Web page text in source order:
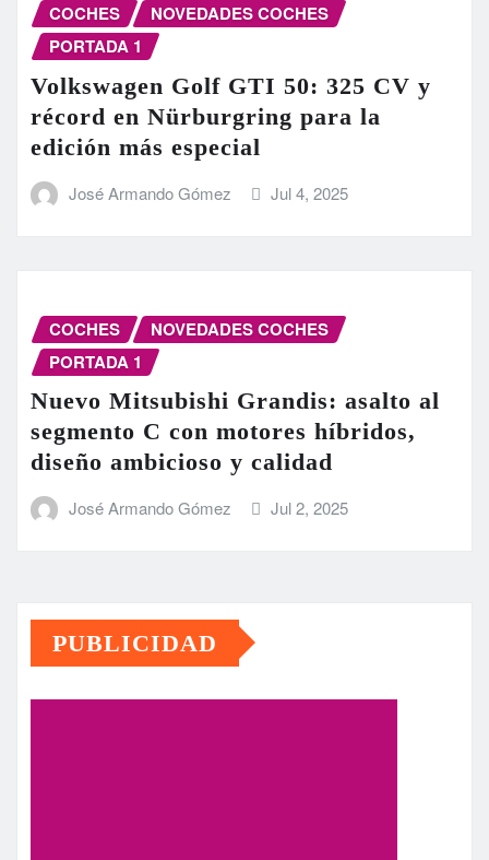
COCHES
NOVEDADES COCHES
PORTADA 1
Volkswagen Golf GTI 50: 325 CV y
récord en Nürburgring para la
edición más especial
José Armando Gómez Jul 4, 2025
COCHES
NOVEDADES COCHES
PORTADA 1
Nuevo Mitsubishi Grandis: asalto al
segmento C con motores híbridos,
diseño ambicioso y calidad
José Armando Gómez Jul 2, 2025
PUBLICIDAD